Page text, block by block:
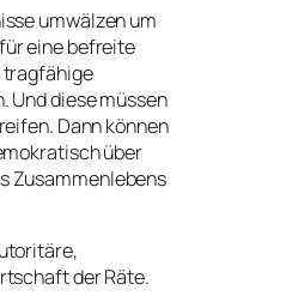
umwälzen um
eine befreite
tragfähige
Und diese müssen
Dann können
über
Zusammenlebens
der Räte.